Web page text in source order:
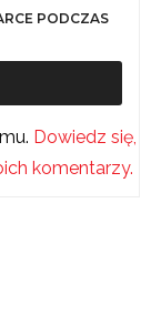
PODCZAS
Dowiedz się,
komentarzy.